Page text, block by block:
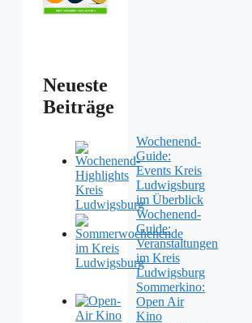
Neueste
Beiträge
Wochenend-
Guide:
Events Kreis
Ludwigsburg
im Überblick
Wochenend-
Guide:
Veranstaltungen
im Kreis
Ludwigsburg
Sommerkino:
Open Air
Kino